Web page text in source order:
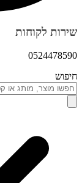
שירות לקוחות
0524478590
חיפוש